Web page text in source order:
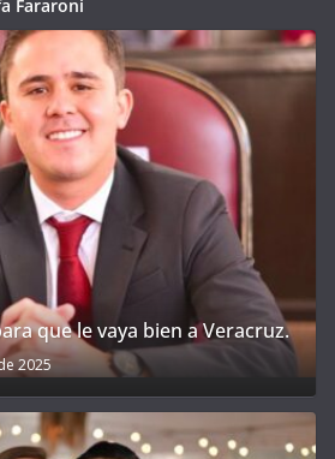
Fararoni
que le vaya bien a Veracruz.
2025